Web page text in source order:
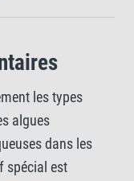
les types
algues
dans les
spécial est